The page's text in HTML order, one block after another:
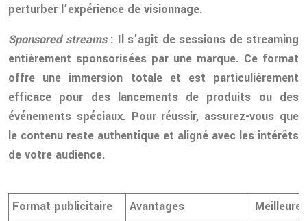
perturber l’expérience de visionnage.
Sponsored streams: Il s’agit de sessions de streaming
entièrement sponsorisées par une marque. Ce format
offre une immersion totale et est particulièrement
efficace pour des lancements de produits ou des
événements spéciaux. Pour réussir, assurez-vous que
le contenu reste authentique et aligné avec les intérêts
de votre audience.
Format publicitaire Avantages